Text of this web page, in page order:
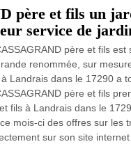
père et fils un
service de
père et fils
renommée, sur
Landrais dans le 17290 a
père et fils
fils à Landrais dans le
mois-ci des offres sur les
sur son site